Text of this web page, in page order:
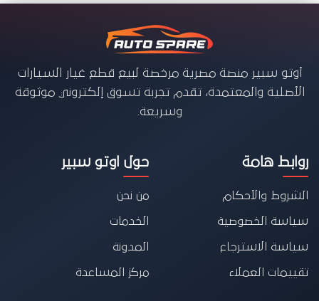
أوتو سبير منصة مصرية مرخصة لبيع قطع غيار السيارات
الأصلية والمعتمدة، تقدم تجربة تسوق إلكتروني موثوقة
وسريعة.
روابط هامة
الشروط والأحكام
سياسة الخصوصية
سياسة الاسترجاع
تقييمات العملاء
حول اوتو سبير
من نحن
الخدمات
المدونة
مركز المساعدة